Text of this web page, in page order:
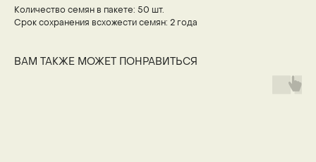
Количество семян в пакете: 50 шт.
Срок сохранения всхожести семян: 2 года
ВАМ ТАКЖЕ МОЖЕТ ПОНРАВИТЬСЯ